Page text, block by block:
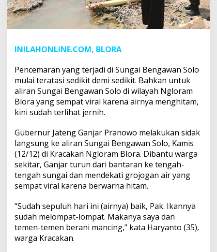
INILAHONLINE.COM, BLORA
Pencemaran yang terjadi di Sungai Bengawan Solo
mulai teratasi sedikit demi sedikit. Bahkan untuk
aliran Sungai Bengawan Solo di wilayah Ngloram
Blora yang sempat viral karena airnya menghitam,
kini sudah terlihat jernih.
Gubernur Jateng Ganjar Pranowo melakukan sidak
langsung ke aliran Sungai Bengawan Solo, Kamis
(12/12) di Kracakan Ngloram Blora. Dibantu warga
sekitar, Ganjar turun dari bantaran ke tengah-
tengah sungai dan mendekati grojogan air yang
sempat viral karena berwarna hitam.
“Sudah sepuluh hari ini (airnya) baik, Pak. Ikannya
sudah melompat-lompat. Makanya saya dan
temen-temen berani mancing,” kata Haryanto (35),
warga Kracakan.